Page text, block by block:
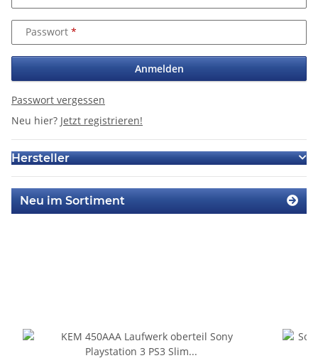
Passwort
Anmelden
Passwort vergessen
Neu hier? Jetzt registrieren!
Hersteller
Neu im Sortiment